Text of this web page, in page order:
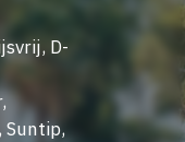
D-
Suntip,